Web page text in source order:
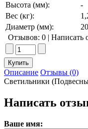
Высота (мм):
-
Вес (кг):
Диаметр (мм):
Отзывов: 0 | Написать
Описание Отзывы (0)
Светильники
Написать
Ваше имя: